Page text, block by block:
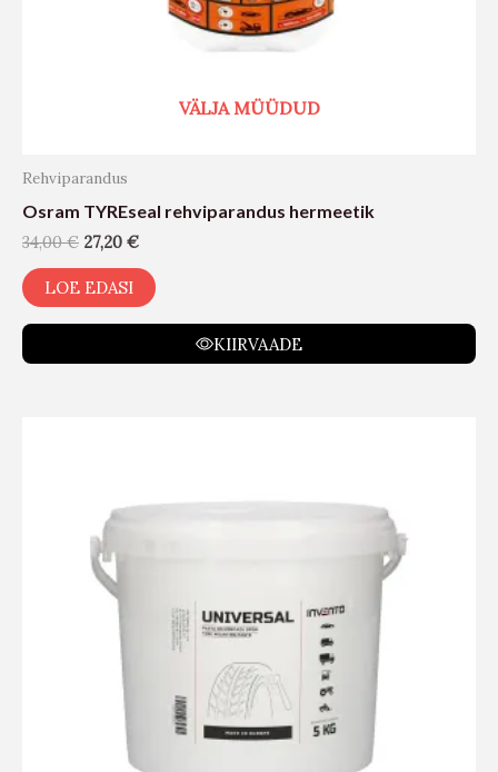
VÄLJA MÜÜDUD
Rehviparandus
Osram TYREseal rehviparandus hermeetik
34,00€ 27,20 €
LOE EDASI
KIIRVAADE